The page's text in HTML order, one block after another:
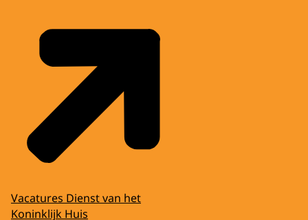
Vacatures Dienst van het
Koninklijk Huis